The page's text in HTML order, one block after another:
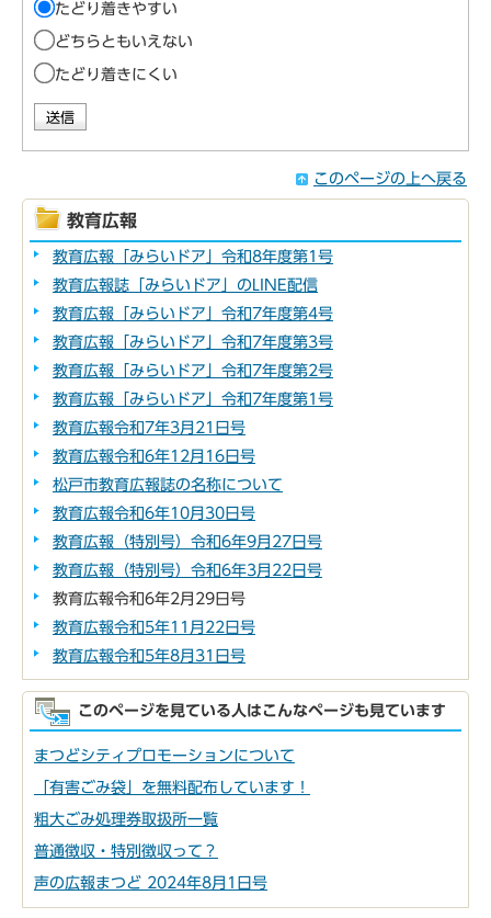
たどり着きやすい
どちらともいえない
たどり着きにくい
このページの上へ戻る
教育広報
教育広報「みらいドア」令和8年度第1号
教育広報誌「みらいドア」のLINE配信
教育広報「みらいドア」令和7年度第4号
教育広報「みらいドア」令和7年度第3号
教育広報「みらいドア」令和7年度第2号
教育広報「みらいドア」令和7年度第1号
教育広報令和7年3月21日号
教育広報令和6年12月16日号
松戸市教育広報誌の名称について
教育広報令和6年10月30日号
教育広報（特別号）令和6年9月27日号
教育広報（特別号）令和6年3月22日号
教育広報令和6年2月29日号
教育広報令和5年11月22日号
教育広報令和5年8月31日号
このページを見ている人はこんなページも見ています
まつどシティプロモーションについて
「有害ごみ袋」を無料配布しています！
粗大ごみ処理券取扱所一覧
普通徴収・特別徴収って？
声の広報まつど 2024年8月1日号